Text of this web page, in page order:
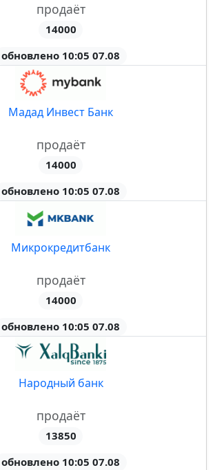
продаёт
14000
обновлено 10:05 07.08
Мадад Инвест Банк
продаёт
14000
обновлено 10:05 07.08
Микрокредитбанк
продаёт
14000
обновлено 10:05 07.08
Народный банк
продаёт
13850
обновлено 10:05 07.08